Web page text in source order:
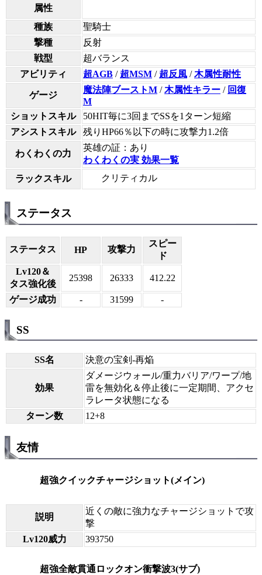
属性
種族
聖騎士
撃種
反射
戦型
超バランス
アビリティ
超AGB / 超MSM / 超反風 /木属性耐性
ゲージ
魔法陣ブーストM /木属性キラー / 回復
M
ショットスキル
50HIT毎に3回までSSを1ターン短縮
アシストスキル
残りHP66％以下の時に攻撃力1.2倍
わくわくの力
英雄の証：あり
わくわくの実 効果一覧
ラックスキル
クリティカル
ステータス
ステータス HP 攻撃力
スピー
ド
Lv120＆
タス強化後
25398 26333 412.22
ゲージ成功 - 31599 -
SS
SS名 決意の宝剣-再焔
効果
ダメージウォール/重力バリア/ワープ/地
雷を無効化＆停止後に一定期間、アクセ
ラレータ状態になる
ターン数
12+8
友情
超強クイックチャージショット(メイン)
説明
近くの敵に強力なチャージショットで攻
撃
Lv120威力
393750
超強全敵貫通ロックオン衝撃波3(サブ)